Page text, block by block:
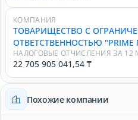
КОМПАНИЯ
ТОВАРИЩЕСТВО С
ОТВЕТСТВЕННОСТЬЮ "PRIME
НАЛОГОВЫЕ ОТЧИСЛЕНИЯ ЗА 12
22 705 905 041,54 ₸
Похожие компании